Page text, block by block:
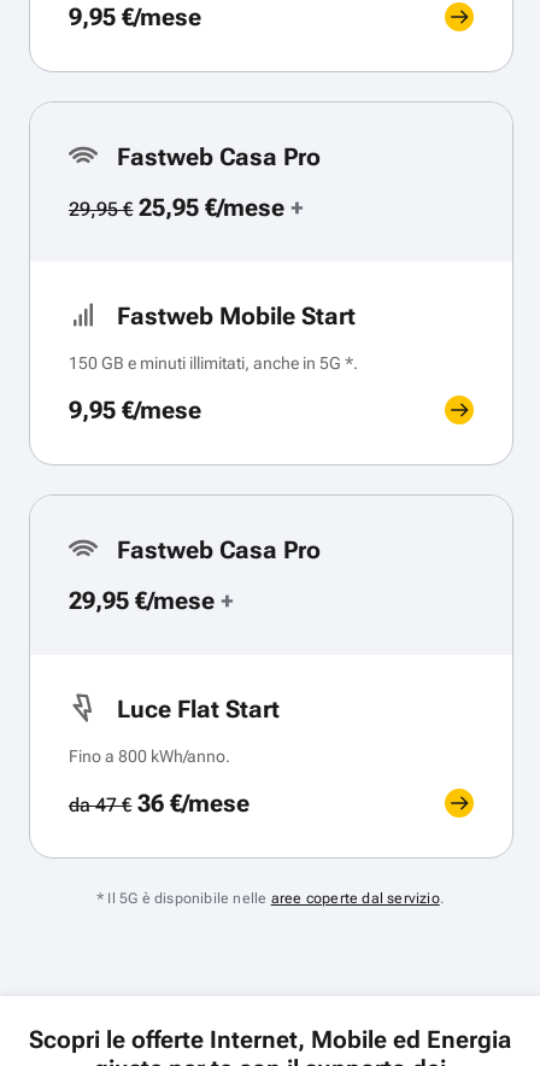
9,95 €/mese
Fastweb Casa Pro
29,95 €25,95 €/mese+
Fastweb Mobile Start
150 GB e minuti illimitati, anche in 5G *.
9,95 €/mese
Fastweb Casa Pro
29,95 €/mese +
Luce Flat Start
Fino a 800 kWh/anno.
da 47 €36 €/mese
* Il 5G è disponibile nelle aree coperte dal servizio.
Scopri le offerte Internet, Mobile ed Energia